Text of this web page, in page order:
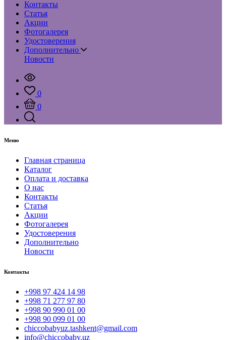
Контакты
Статья
Акции
Фотогалерея
Удостоверения
Дополнительно
Новости
0
0
Меню
Главная страница
Каталог
Оплата и доставка
О нас
Контакты
Статья
Акции
Фотогалерея
Удостоверения
Дополнительно
Новости
Контакты
+998 97 424 14 98
+998 71 277 97 80
+998 90 990 01 00
+998 90 099 01 00
chiccobabyuz.tashkent@gmail.com
info@chiccobaby.uz